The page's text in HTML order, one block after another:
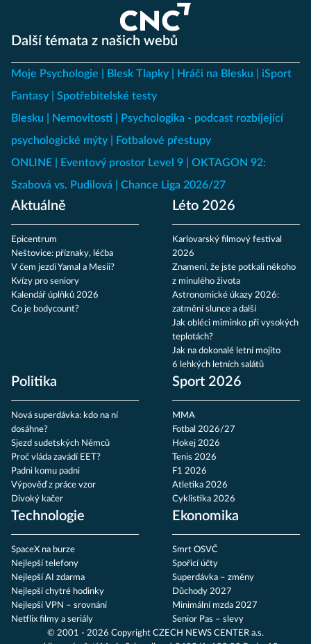
Další témata z našich webů
Moje Psychologie Blesk Tlapky Hráči na Blesku
iSport
Fantasy
Spotřebitelské testy
Blesku
Nemovitosti
Psychologika - podcast rozbíjející
psychologické mýty
Fotbalové přestupy
ONLINE
Eventový prostor Level 9
OKTAGON 92:
Szabová vs. Pudilová
Chance Liga 2026/27
Aktuálně
Epicentrum
Neštovice: příznaky, léčba
V čem jezdí Yamal a Mesii?
Kvízy pro seniory
Kalendář úplňků 2026
Co je bodycount?
Léto 2026
Karlovarský filmový festival
2026
Znamení, že jste potkali někoho
z minulého života
Astronomické úkazy 2026:
zatmění slunce a další
Jak obléci miminko při vysokých
teplotách?
Jak na dokonalé letní mojito
6 lehkých letních salátů
Politika
Nová superdávka: kdo na ní
dosáhne?
Sjezd sudetských Němců
Proč vláda zavádí EET?
Padni komu padni
Výpověď z práce vzor
Divoký kačer
Sport 2026
MMA
Fotbal 2026/27
Hokej 2026
Tenis 2026
F1 2026
Atletika 2026
Cyklistika 2026
Technologie
SpaceX na burze
Nejlepší telefony
Nejlepší AI zdarma
Nejlepší chytré hodinky
Nejlepší VPN – srovnání
Netflix filmy a seriály
Ekonomika
Smrt OSVČ
Spořicí účty
Superdávka – změny
Důchody 2027
Minimální mzda 2027
Senior Pas – slevy
© 2001 - 2026 Copyright CZECH NEWS CENTER a.s.